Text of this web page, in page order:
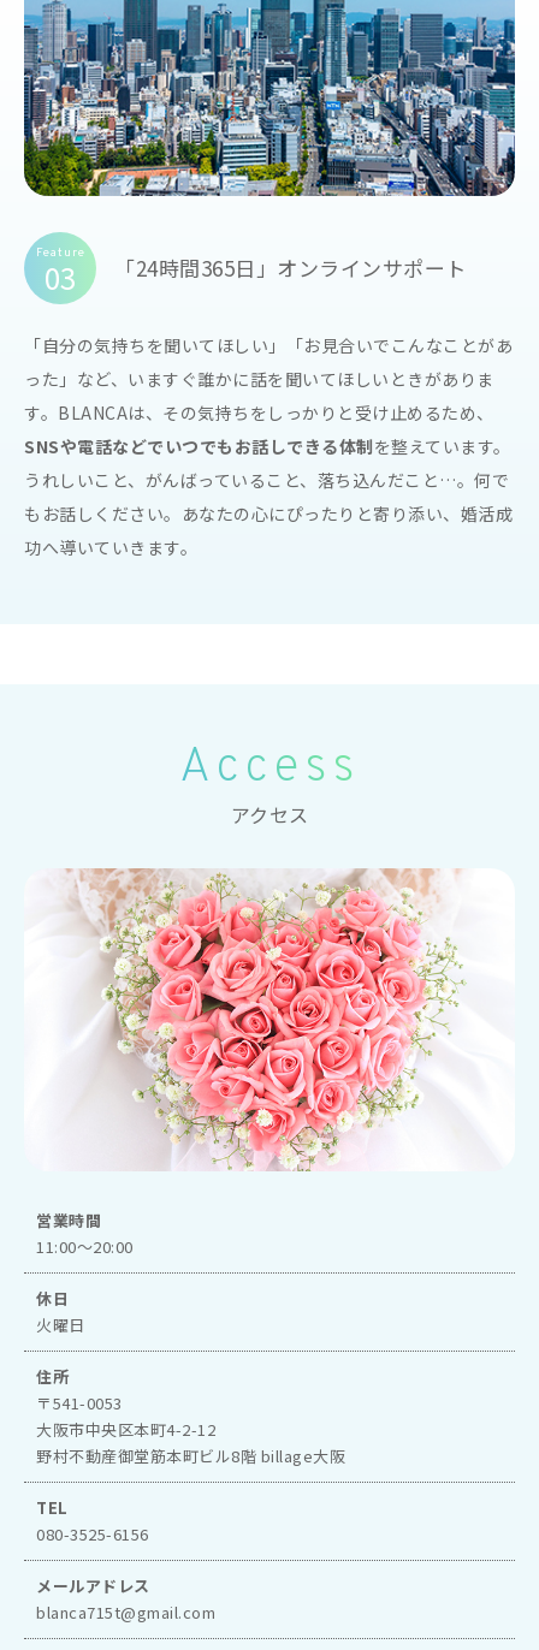
Feature
03 「24時間365日」オンラインサポート
「自分の気持ちを聞いてほしい」「お見合いでこんなことがあ
った」など、いますぐ誰かに話を聞いてほしいときがありま
す。BLANCAは、その気持ちをしっかりと受け止めるため、
SNSや電話などでいつでもお話しできる体制を整えています。
うれしいこと、がんばっていること、落ち込んだこと…。何で
もお話しください。あなたの心にぴったりと寄り添い、婚活成
功へ導いていきます。
Access
アクセス
営業時間
11:00～20:00
休日
火曜日
住所
〒541-0053
大阪市中央区本町4-2-12
野村不動産御堂筋本町ビル8階 billage大阪
TEL
080-3525-6156
メールアドレス
blanca715t@gmail.com